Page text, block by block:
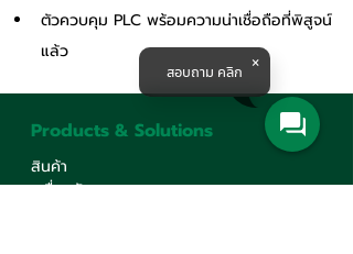
ตัวควบคุม PLC พร้อมความน่าเชื่อถือที่พิสูจน์
แล้ว
Products & Solutions
สินค้า
เครื่องจักรกลการเกษตร
สอบถาม คลิก